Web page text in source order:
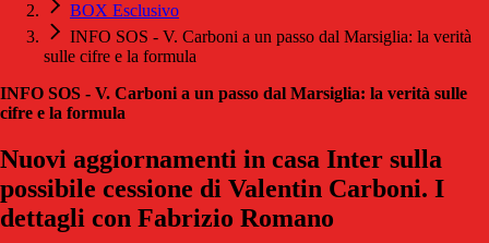
BOX Esclusivo
INFO SOS - V. Carboni a un passo dal Marsiglia: la verità
sulle cifre e la formula
INFO SOS - V. Carboni a un passo dal Marsiglia: la verità sulle
cifre e la formula
Nuovi aggiornamenti in casa Inter sulla
possibile cessione di Valentin Carboni. I
dettagli con Fabrizio Romano